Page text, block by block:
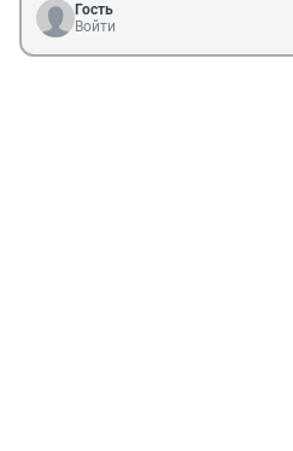
Гость
Войти